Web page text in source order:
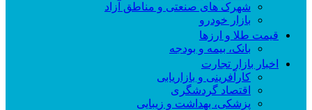
شهرک های صنعتی و مناطق آزاد
بازار خودرو
قیمت طلا و ارزها
بانک، بیمه و بودجه
اخبار بازار تجارت
کارآفرینی و بازاریابی
اقتصاد گردشگری
پزشکی، بهداشت و زیبایی